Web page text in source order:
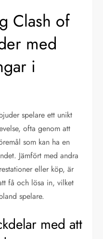
Clash of
med
i
spelare ett unikt
ofta genom att
som kan ha en
Jämfört med andra
eller köp, är
få och lösa in, vilket
spelare.
med att